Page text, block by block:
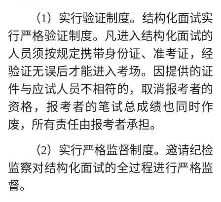
（1 ）实行验证制度。结构化面试实
行严格验证制度。凡进入结构化面试的
人员须按规定携带身份证、准考证，经
验证无误后才能进入考场。因提供的证
件与应试人员不相符的，取消报考者的
资格，报考者的笔试总成绩也同时作
废，所有责任由报考者承担。
（2）实行严格监督制度。邀请纪检
监察对结构化面试的全过程进行严格监
督。